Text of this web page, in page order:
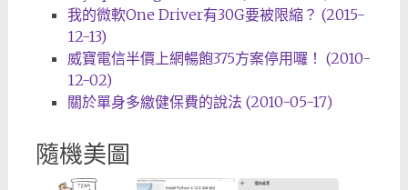
我的微軟One Driver有30G要被限縮？ (2015-
12-13)
威寶電信半價上網暢飽375方案停用囉！ (2010-
12-02)
關於單身多繳健保費的說法 (2010-05-17)
隨機美圖